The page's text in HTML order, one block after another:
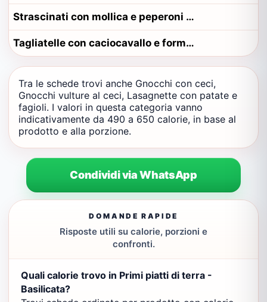
Strascinati con mollica e peperoni cruschi
Tagliatelle con caciocavallo e formaggio
Tra le schede trovi anche Gnocchi con ceci,
Gnocchi vulture al ceci, Lasagnette con patate e
fagioli. I valori in questa categoria vanno
indicativamente da 490 a 650 calorie, in base al
prodotto e alla porzione.
Condividi via WhatsApp
DOMANDE RAPIDE
Risposte utili su calorie, porzioni e
confronti.
Quali calorie trovo in Primi piatti di terra -
Basilicata?